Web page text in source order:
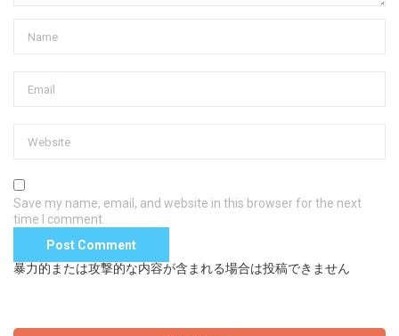
Save my name, email, and website in this browser for the next
time I comment.
暴力的または攻撃的な内容が含まれる場合は投稿できません